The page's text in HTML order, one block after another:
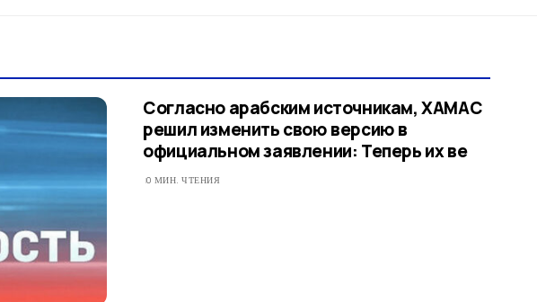
Согласно арабским источникам, ХАМАС
решил изменить свою версию в
официальном заявлении: Теперь их ве
0 МИН. ЧТЕНИЯ